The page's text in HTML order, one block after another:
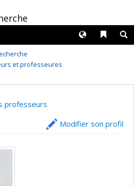
Liens
Langues
et professeures
professeurs
Modifier son profil